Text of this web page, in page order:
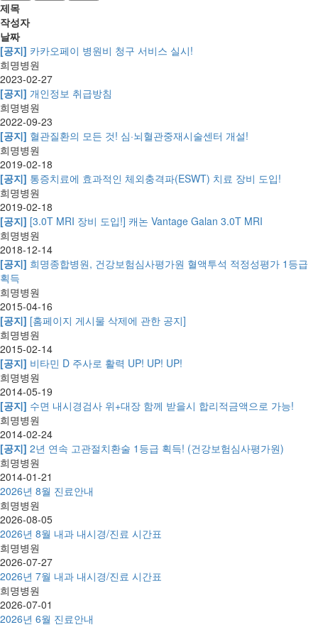
제목
작성자
날짜
[공지] 카카오페이 병원비 청구 서비스 실시!
희명병원
2023-02-27
[공지] 개인정보 취급방침
희명병원
2022-09-23
[공지] 혈관질환의 모든 것! 심·뇌혈관중재시술센터 개설!
희명병원
2019-02-18
[공지] 통증치료에 효과적인 체외충격파(ESWT) 치료 장비 도입!
희명병원
2019-02-18
[공지] [3.0T MRI 장비 도입!] 캐논 Vantage Galan 3.0T MRI
희명병원
2018-12-14
[공지] 희명종합병원, 건강보험심사평가원 혈액투석 적정성평가 1등급
획득
희명병원
2015-04-16
[공지] [홈페이지 게시물 삭제에 관한 공지]
희명병원
2015-02-14
[공지] 비타민 D 주사로 활력 UP! UP! UP!
희명병원
2014-05-19
[공지] 수면 내시경검사 위+대장 함께 받을시 합리적금액으로 가능!
희명병원
2014-02-24
[공지] 2년 연속 고관절치환술 1등급 획득! (건강보험심사평가원)
희명병원
2014-01-21
2026년 8월 진료안내
희명병원
2026-08-05
2026년 8월 내과 내시경/진료 시간표
희명병원
2026-07-27
2026년 7월 내과 내시경/진료 시간표
희명병원
2026-07-01
2026년 6월 진료안내